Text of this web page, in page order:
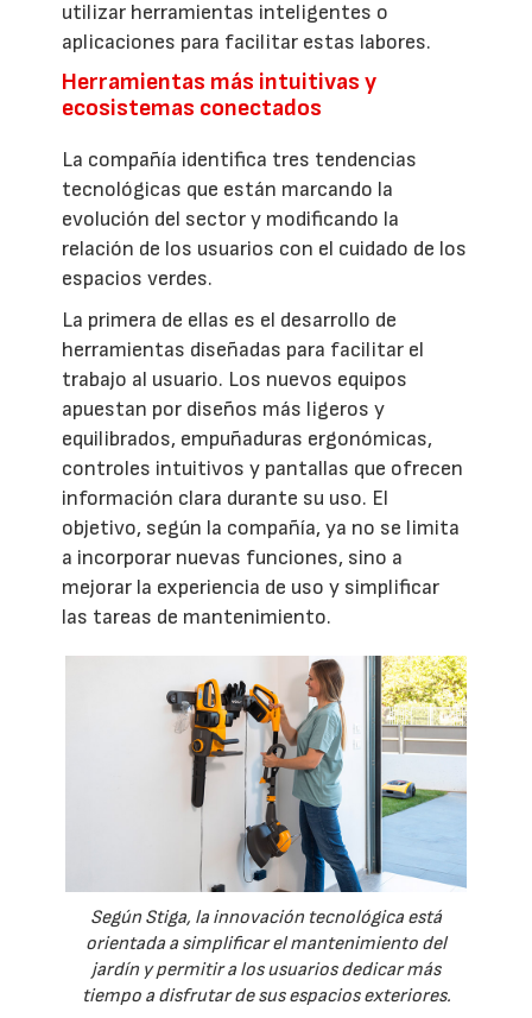
utilizar herramientas inteligentes o
aplicaciones para facilitar estas labores.
Herramientas más intuitivas y
ecosistemas conectados
La compañía identifica tres tendencias
tecnológicas que están marcando la
evolución del sector y modificando la
relación de los usuarios con el cuidado de los
espacios verdes.
La primera de ellas es el desarrollo de
herramientas diseñadas para facilitar el
trabajo al usuario. Los nuevos equipos
apuestan por diseños más ligeros y
equilibrados, empuñaduras ergonómicas,
controles intuitivos y pantallas que ofrecen
información clara durante su uso. El
objetivo, según la compañía, ya no se limita
a incorporar nuevas funciones, sino a
mejorar la experiencia de uso y simplificar
las tareas de mantenimiento.
Según Stiga, la innovación tecnológica está
orientada a simplificar el mantenimiento del
jardín y permitir a los usuarios dedicar más
tiempo a disfrutar de sus espacios exteriores.